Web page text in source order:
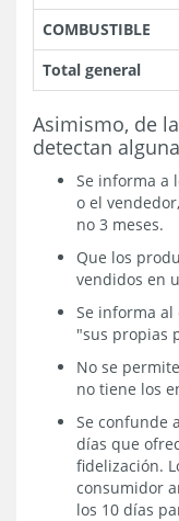
COMBUSTIBLE
Total general
Asimismo, de
detectan
Se informa a
o el
no 3 meses.
Que los
vendidos en
Se informa
"sus propias
No se
no tiene los
Se confunde
días que
fidelización.
consumidor
los 10 días